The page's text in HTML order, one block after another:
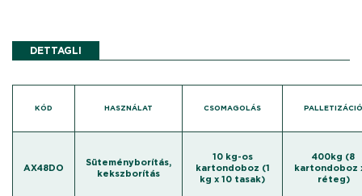
DETTAGLI
KÓD HASZNÁLAT
AX48DO
Süteményborítás,
kekszborítás
CSOMAGOLÁS
10 kg-os
kartondoboz (1
kg x 10 tasak)
400kg (8
kartondoboz
réteg)